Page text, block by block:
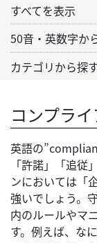
すべてを表示
50音・英数字か
カテゴリから探
コンプラ
英語の
「許諾」「追
ンにおいては「
強いでしょう。
内のルールやマ
す。例えば、な